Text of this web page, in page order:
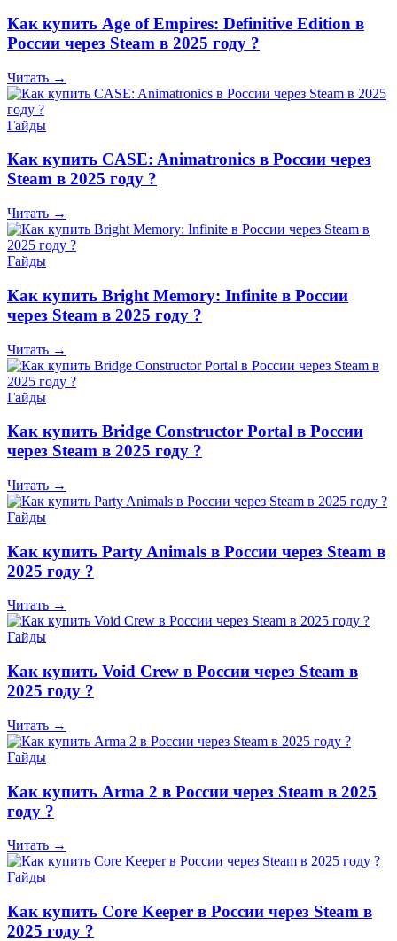
Как купить Age of Empires: Definitive Edition в
России через Steam в 2025 году ?
Читать →
Гайды
Как купить CASE: Animatronics в России через
Steam в 2025 году ?
Читать →
Гайды
Как купить Bright Memory: Infinite в России
через Steam в 2025 году ?
Читать →
Гайды
Как купить Bridge Constructor Portal в России
через Steam в 2025 году ?
Читать →
Гайды
Как купить Party Animals в России через Steam в
2025 году ?
Читать →
Гайды
Как купить Void Crew в России через Steam в
2025 году ?
Читать →
Гайды
Как купить Arma 2 в России через Steam в 2025
году ?
Читать →
Гайды
Как купить Core Keeper в России через Steam в
2025 году ?